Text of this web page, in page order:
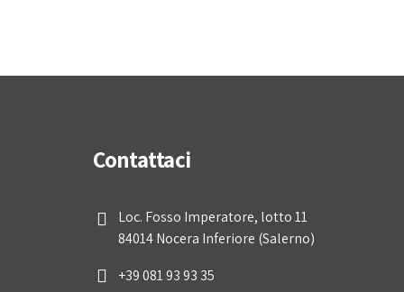
Contattaci
Loc. Fosso Imperatore, lotto 11
84014 Nocera Inferiore (Salerno)
+39 081 93 93 35